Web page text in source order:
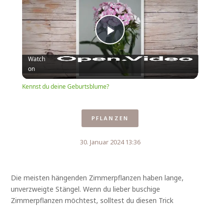
Play
Video
Watch
on
Kennst du deine Geburtsblume?
PFLANZEN
30. Januar 2024 13:36
Die meisten hängenden Zimmerpflanzen haben lange,
unverzweigte Stängel. Wenn du lieber buschige
Zimmerpflanzen möchtest, solltest du diesen Trick